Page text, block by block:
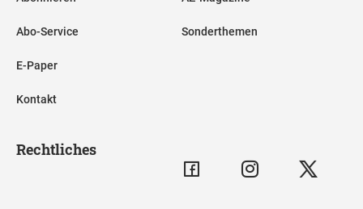
Abo-Service
E-Paper
Kontakt
Sonderthemen
Rechtliches